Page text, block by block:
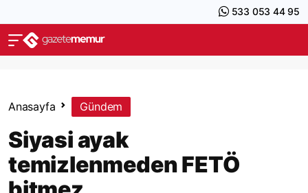
533 053 44 95
Anasayfa Gündem
Siyasi ayak
temizlenmeden FETÖ